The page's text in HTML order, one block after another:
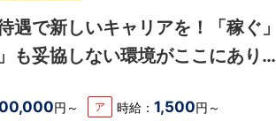
遇で新しいキャリアを！「稼ぐ」
も妥協しない環境がここにありま
円～ ア 時給：1,500円～